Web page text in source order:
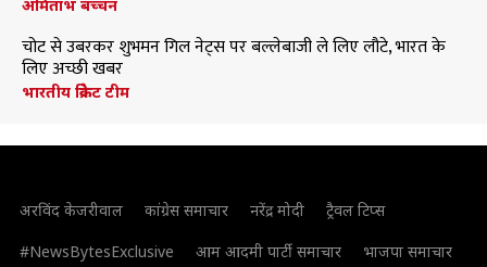
अमिताभ बच्चन
चोट से उबरकर शुभमन गिल नेट्स पर बल्लेबाजी ले लिए लौटे, भारत के
लिए अच्छी खबर
भारतीय क्रिकेट टीम
अरविंद केजरीवाल कांग्रेस समाचार नरेंद्र मोदी
ट्रैवल टिप्स
#NewsBytesExclusive
आम आदमी पार्टी समाचार
भाजपा समाचार